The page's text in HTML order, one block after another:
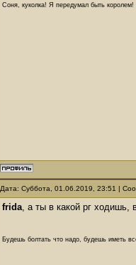
Соня, куколка! Я передумал быть
Дата: Суббота, 01.06.2019, 23:51 |
frida, а ты в какой рг ходишь,
Будешь болтать что надо, будешь иметь